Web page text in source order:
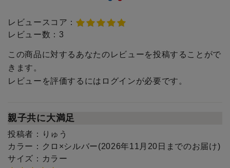
レビュースコア：
レビュー数： 3
この商品に対するあなたのレビューを投稿することがで
きます。
レビューを評価するには ログインが必要です。
親子共に大満足
投稿者：
りゅう
カラー： クロ×シルバー(2026年11月20日までのお届け)
サイズ： カラー